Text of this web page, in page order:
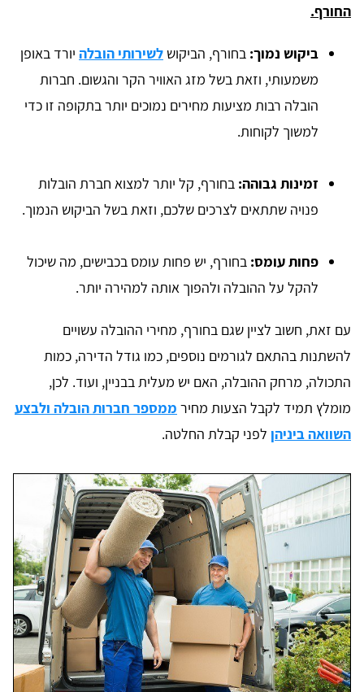
החורף.
ביקוש נמוך: בחורף, הביקוש לשירותי הובלה יורד באופן
משמעותי, וזאת בשל מזג האוויר הקר והגשום. חברות
הובלה רבות מציעות מחירים נמוכים יותר בתקופה זו כדי
למשוך לקוחות.
זמינות גבוהה: בחורף, קל יותר למצוא חברת הובלות
פנויה שתתאים לצרכים שלכם, וזאת בשל הביקוש הנמוך.
פחות עומס: בחורף, יש פחות עומס בכבישים, מה שיכול
להקל על ההובלה ולהפוך אותה למהירה יותר.
עם זאת, חשוב לציין שגם בחורף, מחירי ההובלה עשויים
להשתנות בהתאם לגורמים נוספים, כמו גודל הדירה, כמות
התכולה, מרחק ההובלה, האם יש מעלית בבניין, ועוד. לכן,
מומלץ תמיד לקבל הצעות מחיר ממספר חברות הובלה ולבצע
השוואה ביניהן לפני קבלת החלטה.